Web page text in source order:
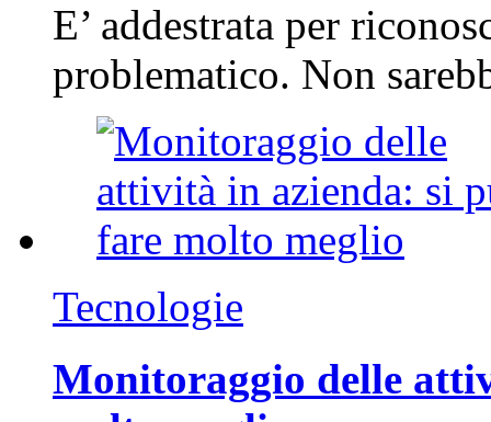
E’ addestrata per
problematico. Non
Tecnologie
Monitoraggio delle